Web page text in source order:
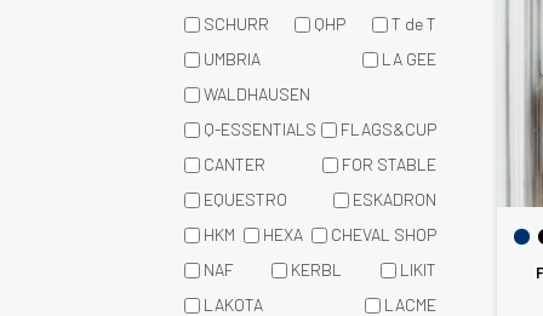
SCHURR
QHP
T de T
UMBRIA
LA GEE
WALDHAUSEN
Q-ESSENTIALS
FLAGS&CUP
CANTER
FOR STABLE
EQUESTRO
ESKADRON
HKM
HEXA
CHEVAL SHOP
NAF
KERBL
LIKIT
LAKOTA
LACME